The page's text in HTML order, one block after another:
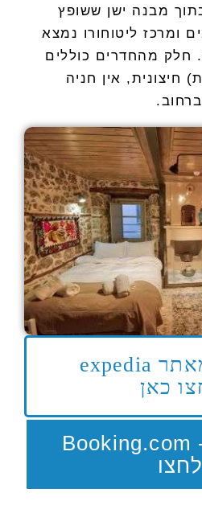
מבנה ישן ששופץ
ומרכז ליטוחורו נמצא
חלק מהחדרים כוללים
חיצונית, אין חניה
להזמנה מאתר expedia
כאן
להזמנה מ- Booking.com
לחצו